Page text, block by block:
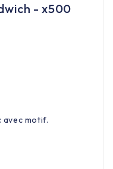
- x500
avec motif.